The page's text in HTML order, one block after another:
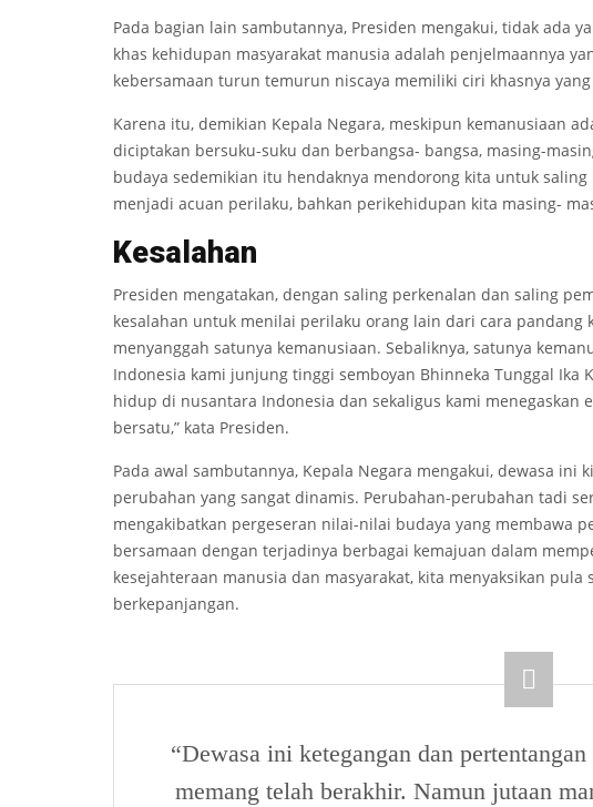
Pada bagian lain sambutannya, Presiden mengakui, tidak ada
khas kehidupan masyarakat manusia adalah penjelmaannya
kebersamaan turun temurun niscaya memiliki ciri khasnya
Karena itu, demikian Kepala Negara, meskipun kemanusiaan
diciptakan bersuku-suku dan berbangsa- bangsa, masing-
budaya sedemikian itu hendaknya mendorong kita untuk
menjadi acuan perilaku, bahkan perikehidupan kita masing-
Kesa ahan
Presiden mengatakan, dengan saling perkenalan dan saling
kesalahan untuk menilai perilaku orang lain dari cara
menyanggah satunya kemanusiaan. Sebaliknya, satunya
Indonesia kami junjung tinggi semboyan Bhinneka Tunggal Ika
hidup di nusantara Indonesia dan sekaligus kami menegaskan
bersatu,” kata Presiden.
Pada awal sambutannya, Kepala Negara mengakui, dewasa
perubahan yang sangat dinamis. Perubahan-perubahan tadi
mengakibatkan pergeseran nilai-nilai budaya yang membawa
bersamaan dengan terjadinya berbagai kemajuan dalam
kesejahteraan manusia dan masyarakat, kita menyaksikan
berkepanjangan.
“Dewasa ini ketegangan dan
memang telah berakhir. Namun jutaan